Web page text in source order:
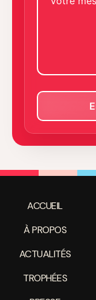
ACCUEIL
À PROPOS
ACTUALITÉS
TROPHÉES